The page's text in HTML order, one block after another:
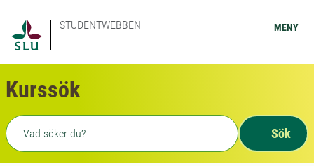
STUDENTWEBBEN MENY
Kurssök
Fritext sökning
Sök